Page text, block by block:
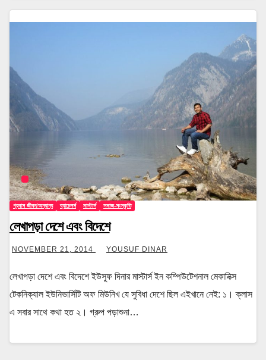
প্রবাস জীবন/অন্যান্য ব্যাচেলর্স মাস্টার্স সমাজ-সংস্কৃতি
লেখাপড়া দেশে এবং বিদেশে
NOVEMBER 21, 2014 YOUSUF DINAR
লেখাপড়া দেশে এবং বিদেশে ইউসুফ দিনার মাস্টার্স ইন কম্পিউটেশনাল মেকানিক্স
টেকনিক্যাল ইউনিভার্সিটি অফ মিউনিখ যে সুবিধা দেশে ছিল এইখানে নেই: ১। ক্লাস
এ সবার সাথে কথা হত ২। গ্রুপ পড়াশুনা…